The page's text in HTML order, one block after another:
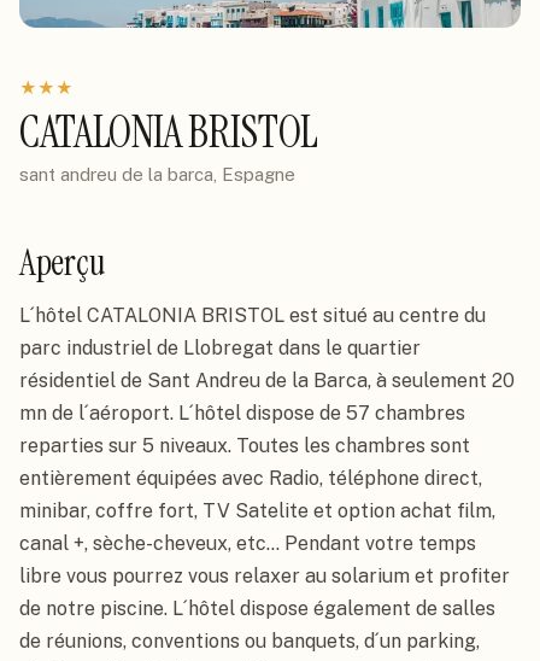
★★★
CATALONIA BRISTOL
sant andreu de la barca, Espagne
Aperçu
L´hôtel CATALONIA BRISTOL est situé au centre du
parc industriel de Llobregat dans le quartier
résidentiel de Sant Andreu de la Barca, à seulement 20
mn de l´aéroport. L´hôtel dispose de 57 chambres
reparties sur 5 niveaux. Toutes les chambres sont
entièrement équipées avec Radio, téléphone direct,
minibar, coffre fort, TV Satelite et option achat film,
canal +, sèche-cheveux, etc... Pendant votre temps
libre vous pourrez vous relaxer au solarium et profiter
de notre piscine. L´hôtel dispose également de salles
de réunions, conventions ou banquets, d´un parking,